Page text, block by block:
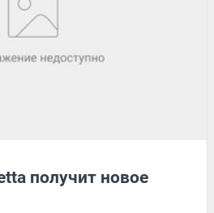
получит новое